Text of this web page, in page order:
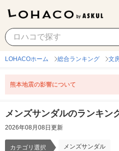
メンズサンダル
LOHACOホーム 総合ランキング 文
熊本地震の影響について
メンズサンダルのランキン
2026年08月08日更新
カテゴリ選択 メンズサンダル